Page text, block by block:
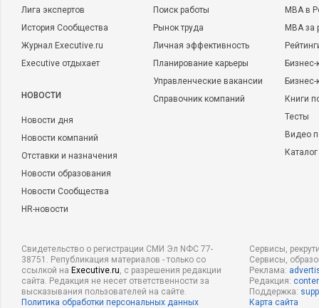
Лига экспертов
История Сообщества
Журнал Executive.ru
Executive отдыхает
НОВОСТИ
Новости дня
Новости компаний
Отставки и назначения
Новости образования
Новости Сообщества
HR-новости
Поиск работы
Рынок труда
Личная эффективность
Планирование карьеры
Управленческие вакансии
Справочник компаний
MBA в
MBA
Бизнес-
Книги
Тесты
Видео
Свидетельство о регистрации СМИ Эл NФС 77-
38751. Републикация материалов - только со
ссылкой на Executive.ru, с разрешения редакции
сайта. Редакция не несет ответственности за
высказывания пользователей на сайте.
Политика обработки персональных данных
Сервисы,
Сервисы,
Реклама:
Редакция:
Поддержка:
Карта сайта